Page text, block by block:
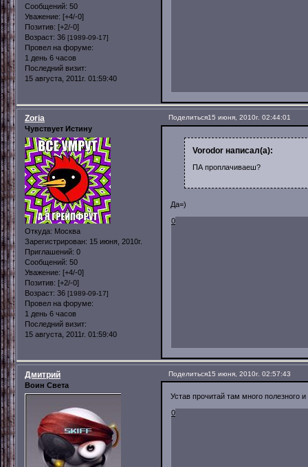
Сообщений: 50
Уважение: [+4/-0]
Позитив: [+2/-0]
Возраст: 36 [1989-09-17]
Провел на форуме:
1 день 6 часов
Последний визит:
15 августа, 2011г. 01:59:40
Поделиться15 июня, 2010г. 02:44:01
Zoria
Чувствует Истину
Откуда: Москва
Зарегистрирован: 15 июня, 2010г.
Приглашений: 0
Сообщений: 50
Уважение: [+4/-0]
Позитив: [+2/-0]
Возраст: 36 [1989-09-17]
Провел на форуме:
1 день 6 часов
Последний визит:
15 августа, 2011г. 01:59:40
Vorodor написал(а):
ПА проплачиваеш?
Да=)
0
Поделиться15 июня, 2010г. 02:57:43
Дмитрий
Воин Света
Устав прочитай там много полезного
0